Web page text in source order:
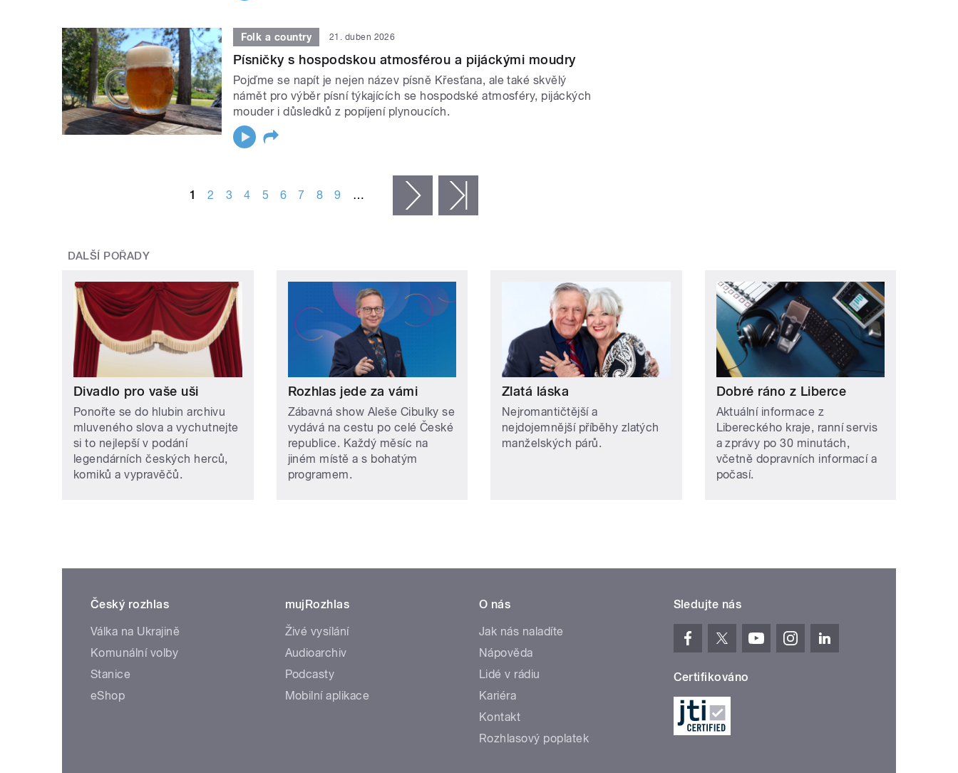
Folk a country 21. duben 2026
Písničky s hospodskou atmosférou a pijáckými moudry
Pojďme se napít je nejen název písně Křesťana, ale také skvělý
námět pro výběr písní týkajících se hospodské atmosféry, pijáckých
mouder i důsledků z popíjení plynoucích.
1 2 3 4 5 6 7 8 9 … následující ›
DALŠÍ POŘADY
Divadlo pro vaše uši
Ponořte se do hlubin archivu
mluveného slova a vychutnejte
si to nejlepší v podání
legendárních českých herců,
komiků a vypravěčů.
Rozhlas jede za vámi
Zábavná show Aleše Cibulky se
vydává na cestu po celé České
republice. Každý měsíc na
jiném místě a s bohatým
programem.
Zlatá láska
Nejromantičtější a
nejdojemnější příběhy zlatých
manželských párů.
Dobré ráno z Liberce
Aktuální informace z
Libereckého kraje, ranní servis
a zprávy po 30 minutách,
včetně dopravních informací a
počasí.
Český rozhlas
Válka na Ukrajině
Komunální volby
Stanice
eShop
mujRozhlas
Živé vysílání
Audioarchiv
Podcasty
Mobilní aplikace
O nás
Jak nás naladíte
Nápověda
Lidé v rádiu
Kariéra
Kontakt
Rozhlasový poplatek
Sledujte nás
Certifikováno